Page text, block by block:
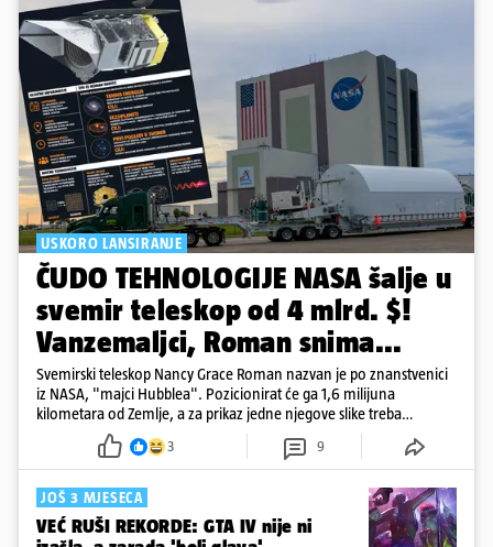
USKORO LANSIRANJE
ČUDO TEHNOLOGIJE NASA šalje u
svemir teleskop od 4 mlrd. $!
Vanzemaljci, Roman snima...
Svemirski teleskop Nancy Grace Roman nazvan je po znanstvenici
iz NASA, "majci Hubblea". Pozicionirat će ga 1,6 milijuna
kilometara od Zemlje, a za prikaz jedne njegove slike treba
500.000 4K televizora
3 9
JOŠ 3 MJESECA
VEĆ RUŠI REKORDE: GTA IV nije ni